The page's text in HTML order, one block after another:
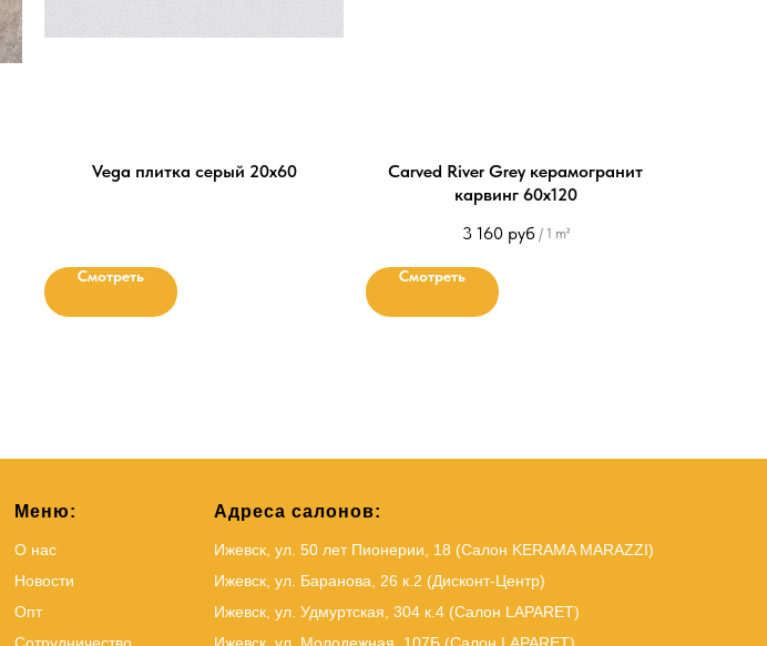
Vega плитка серый 20х60
Смотреть
Carved River Grey керамогранит
карвинг 60х120
3 160 руб / 1 m²
Смотреть
Меню:
О нас
Новости
Опт
Адреса салонов:
Ижевск, ул. 50 лет Пионерии, 18 (Салон KERAMA MARAZZI)
Ижевск, ул. Баранова, 26 к.2 (Дисконт-Центр)
Ижевск, ул. Удмуртская, 304 к.4 (Салон LAPARET)